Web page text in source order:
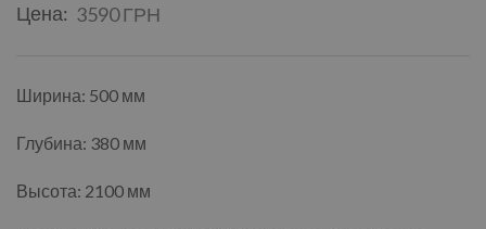
Цена: 3590 ГРН
Ширина: 500 мм
Глубина: 380 мм
Высота: 2100 мм